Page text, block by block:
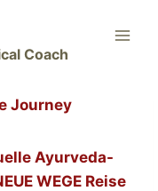
Coach
Journey
Ayurveda-
WEGE Reise